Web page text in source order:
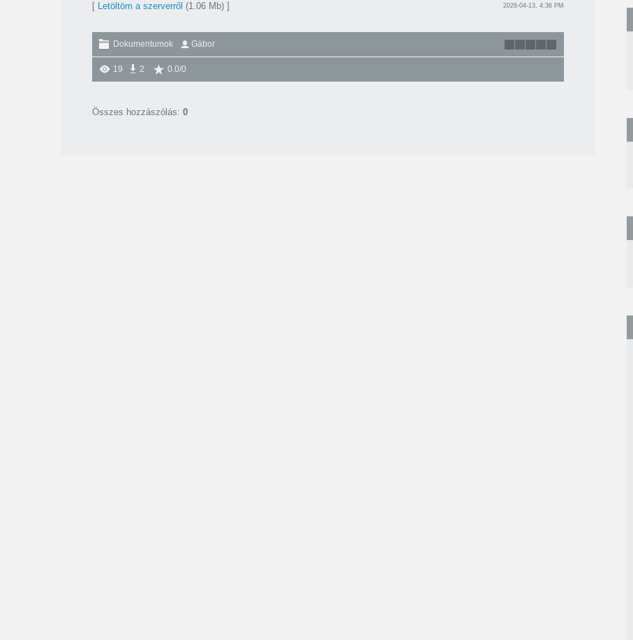
[ Letöltöm a szerverről (1.06 Mb) ] 2026-04-13, 4:36 PM
Dokumentumok Gábor
19 2 0.0/0
Összes hozzászólás: 0